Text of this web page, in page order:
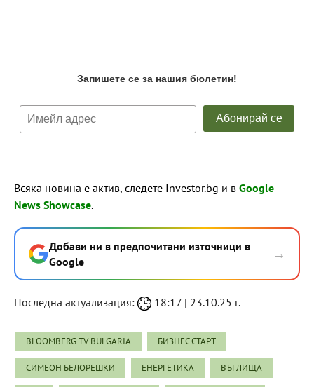
Всяка новина е актив, следете Investor.bg и в Google
News Showcase.
Добави ни в предпочитани източници в
Google
→
Последна актуализация: 18:17 | 23.10.25 г.
BLOOMBERG TV BULGARIA БИЗНЕС СТАРТ
СИМЕОН БЕЛОРЕШКИ ЕНЕРГЕТИКА ВЪГЛИЩА